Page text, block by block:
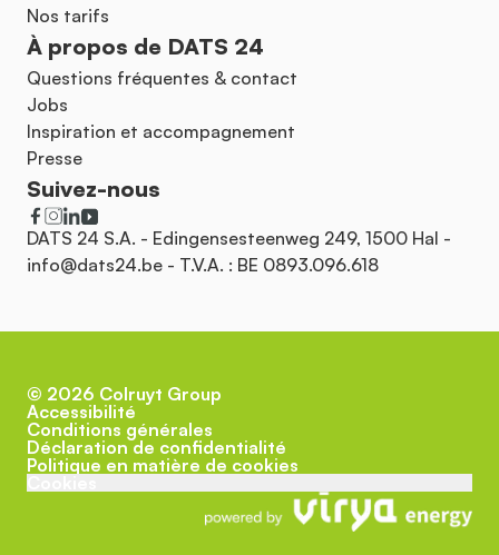
Nos tarifs
À propos de DATS 24
Questions fréquentes & contact
Jobs
Inspiration et accompagnement
Presse
Suivez-nous
DATS 24 S.A. - Edingensesteenweg 249, 1500 Hal -
info@dats24.be - T.V.A. : BE 0893.096.618
© 2026 Colruyt Group
Accessibilité
Conditions générales
Déclaration de confidentialité
Politique en matière de cookies